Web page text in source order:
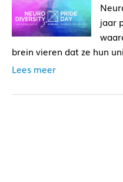
jaar
brein vieren dat ze hun
Lees meer